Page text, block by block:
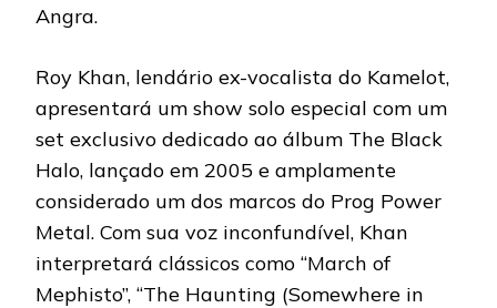
Angra.
Roy Khan, lendário ex-vocalista do Kamelot,
apresentará um show solo especial com um
set exclusivo dedicado ao álbum The Black
Halo, lançado em 2005 e amplamente
considerado um dos marcos do Prog Power
Metal. Com sua voz inconfundível, Khan
interpretará clássicos como “March of
Mephisto”, “The Haunting (Somewhere in